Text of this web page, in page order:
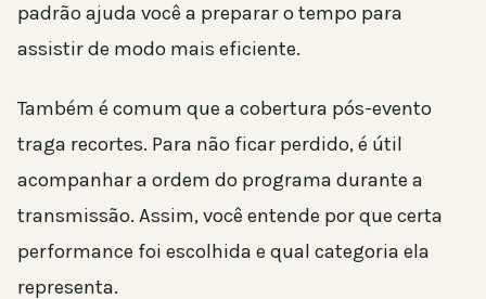
padrão ajuda você a preparar o tempo para
assistir de modo mais eficiente.
Também é comum que a cobertura pós-evento
traga recortes. Para não ficar perdido, é útil
acompanhar a ordem do programa durante a
transmissão. Assim, você entende por que certa
performance foi escolhida e qual categoria ela
representa.